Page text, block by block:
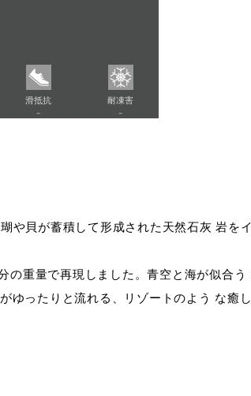
滑抵抗
-
耐凍害
-
や貝が蓄積して形成された天然石灰 岩を
の重量で再現しました。青空と海が似合う
ゆったりと流れる、リゾートのよう な癒